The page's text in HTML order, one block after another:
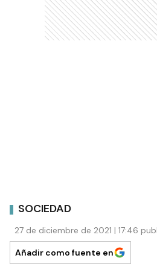
SOCIEDAD
27 de diciembre de 2021 | 17:46
Añadir como fuente en